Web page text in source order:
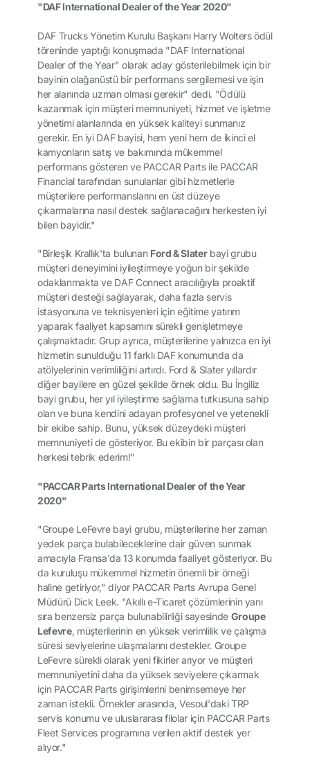
"DAF International Dealer of the Year 2020"
DAF Trucks Yönetim Kurulu Başkanı Harry Wolters ödül
töreninde yaptığı konuşmada "DAF International
Dealer of the Year" olarak aday gösterilebilmek için bir
bayinin olağanüstü bir performans sergilemesi ve işin
her alanında uzman olması gerekir" dedi. "Ödülü
kazanmak için müşteri memnuniyeti, hizmet ve işletme
yönetimi alanlarında en yüksek kaliteyi sunmanız
gerekir. En iyi DAF bayisi, hem yeni hem de ikinci el
kamyonların satış ve bakımında mükemmel
performans gösteren ve PACCAR Parts ile PACCAR
Financial tarafından sunulanlar gibi hizmetlerle
müşterilere performanslarını en üst düzeye
çıkarmalarına nasıl destek sağlanacağını herkesten iyi
bilen bayidir."
"Birleşik Krallık'ta bulunan Ford & Slaterbayi grubu
müşteri deneyimini iyileştirmeye yoğun bir şekilde
odaklanmakta ve DAF Connect aracılığıyla proaktif
müşteri desteği sağlayarak, daha fazla servis
istasyonuna ve teknisyenleri için eğitime yatırım
yaparak faaliyet kapsamını sürekli genişletmeye
çalışmaktadır. Grup ayrıca, müşterilerine yalnızca en iyi
hizmetin sunulduğu 11 farklı DAF konumunda da
atölyelerinin verimliliğini artırdı. Ford & Slater yıllardır
diğer bayilere en güzel şekilde örnek oldu. Bu İngiliz
bayi grubu, her yıl iyileştirme sağlama tutkusuna sahip
olan ve buna kendini adayan profesyonel ve yetenekli
bir ekibe sahip. Bunu, yüksek düzeydeki müşteri
memnuniyeti de gösteriyor. Bu ekibin bir parçası olan
herkesi tebrik ederim!"
"PACCAR Parts International Dealer of the Year
2020"
"Groupe LeFevre bayi grubu, müşterilerine her zaman
yedek parça bulabileceklerine dair güven sunmak
amacıyla Fransa'da 13 konumda faaliyet gösteriyor. Bu
da kuruluşu mükemmel hizmetin önemli bir örneği
haline getiriyor," diyor PACCAR Parts Avrupa Genel
Müdürü Dick Leek. "Akıllı e-Ticaret çözümlerinin yanı
sıra benzersiz parça bulunabilirliği sayesinde Groupe
Lefevre, müşterilerinin en yüksek verimlilik ve çalışma
süresi seviyelerine ulaşmalarını destekler. Groupe
LeFevre sürekli olarak yeni fikirler arıyor ve müşteri
memnuniyetini daha da yüksek seviyelere çıkarmak
için PACCAR Parts girişimlerini benimsemeye her
zaman istekli. Örnekler arasında, Vesoul'daki TRP
servis konumu ve uluslararası filolar için PACCAR Parts
Fleet Services programına verilen aktif destek yer
alıyor."